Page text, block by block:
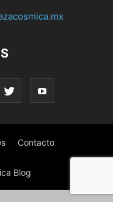
Contacto
Blog